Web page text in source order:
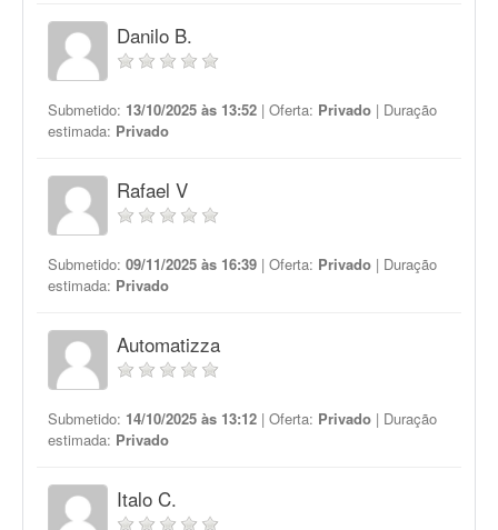
Danilo B.
Submetido: 13/10/2025 às 13:52 | Oferta: Privado | Duração
estimada: Privado
Rafael V
Submetido: 09/11/2025 às 16:39 | Oferta: Privado | Duração
estimada: Privado
Automatizza
Submetido: 14/10/2025 às 13:12 | Oferta: Privado | Duração
estimada: Privado
Italo C.